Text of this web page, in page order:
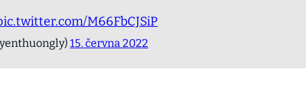
M66FbCJSiP
15. června 2022